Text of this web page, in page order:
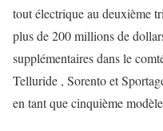
tout électrique au deuxième
plus de 200 millions de
supplémentaires dans le
Telluride , Sorento et
en tant que cinquième